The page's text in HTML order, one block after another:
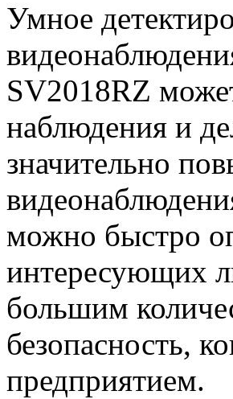
Умное
SV2018RZ
наблюдения и
значительно
можно быстро
интересующих
большим
безопасность,
предприятием.